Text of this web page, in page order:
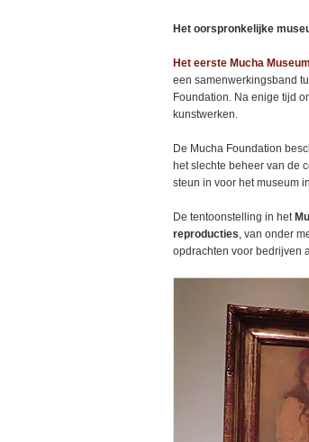
Het oorspronkelijke
Het eerste Mucha
een samenwerkingsband
Foundation. Na enige tijd
kunstwerken.
De Mucha Foundation
het slechte beheer van de
steun in voor het museum
De tentoonstelling in het
reproducties, van onder
opdrachten voor bedrijven